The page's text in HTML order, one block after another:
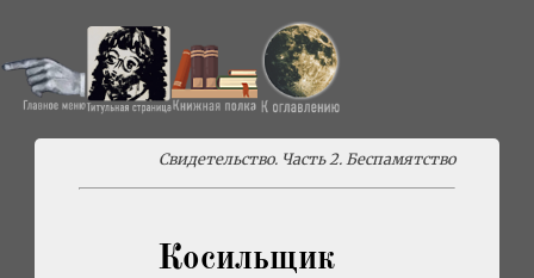
Свидетельство. Часть 2. Беспамятство
Косильщик